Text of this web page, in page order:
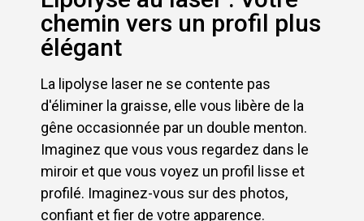
chemin vers un profil plus
élégant
La lipolyse laser ne se contente pas
d'éliminer la graisse, elle vous libère de la
gêne occasionnée par un double menton.
Imaginez que vous vous regardez dans le
miroir et que vous voyez un profil lisse et
profilé. Imaginez-vous sur des photos,
confiant et fier de votre apparence.